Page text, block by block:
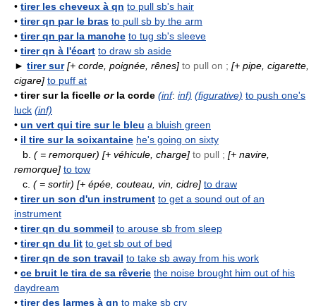
• tirer les cheveux à qn to pull sb's hair
• tirer qn par le bras to pull sb by the arm
• tirer qn par la manche to tug sb's sleeve
• tirer qn à l'écart to draw sb aside
► tirer sur [+ corde, poignée, rênes] to pull on ; [+ pipe, cigarette,
cigare] to puff at
• tirer sur la ficelle orla corde (inf: inf) (figurative) to push one's
luck (inf)
• un vert qui tire sur le bleu a bluish green
• il tire sur la soixantaine he's going on sixty
b. ( = remorquer) [+ véhicule, charge] to pull ; [+ navire,
remorque] to tow
c. ( = sortir) [+ épée, couteau, vin, cidre] to draw
• tirer un son d'un instrument to get a sound out of an
instrument
• tirer qn du sommeil to arouse sb from sleep
• tirer qn du lit to get sb out of bed
• tirer qn de son travail to take sb away from his work
• ce bruit le tira de sa rêverie the noise brought him out of his
daydream
• tirer des larmes à qn to make sb cry